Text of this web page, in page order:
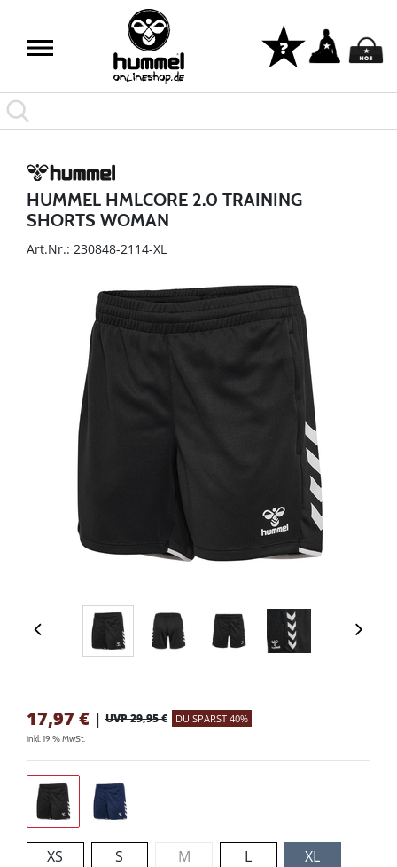
HUMMEL HMLCORE 2.0 TRAINING
SHORTS WOMAN
Art.Nr.: 230848-2114-XL
17,97 € | UVP 29,95 € DU SPARST 40%
inkl. 19 % MwSt.
XS S M L
XL